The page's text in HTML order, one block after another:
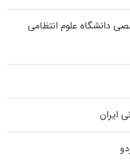
داﻧﺸﮕﺎه ﻋﻠﻮم انتظامی
ایران